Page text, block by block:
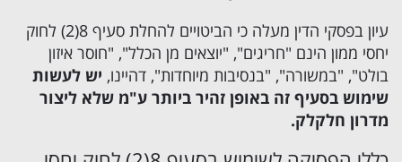
עיון בפסקי הדין מעלה כי הביטויים להחלת סעיף 8(2) לחוק
יחסי ממון הינם "חריגים", "יוצאים מן הכלל", "חוסר איזון
בולט", "במשורה", "בנסיבות מיוחדות", דהיינו, יש לעשות
שימוש בסעיף זה באופן זהיר ביותר ע"מ שלא ליצור
מדרון חלקלק.